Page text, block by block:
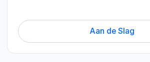
Aan de Slag